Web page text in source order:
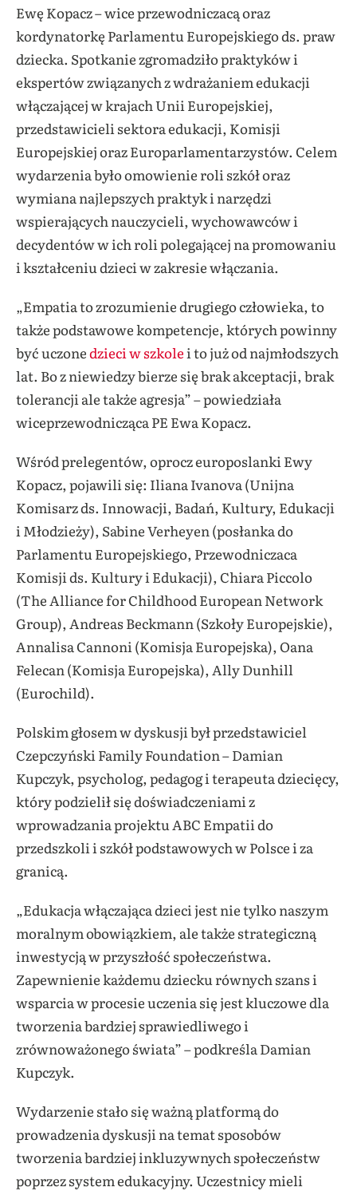
Ewę Kopacz – wice przewodniczacą oraz
kordynatorkę Parlamentu Europejskiego ds. praw
dziecka. Spotkanie zgromadziło praktyków i
ekspertów związanych z wdrażaniem edukacji
włączającej w krajach Unii Europejskiej,
przedstawicieli sektora edukacji, Komisji
Europejskiej oraz Europarlamentarzystów. Celem
wydarzenia było omowienie roli szkół oraz
wymiana najlepszych praktyk i narzędzi
wspierających nauczycieli, wychowawców i
decydentów w ich roli polegającej na promowaniu
i kształceniu dzieci w zakresie włączania.
„Empatia to zrozumienie drugiego człowieka, to
także podstawowe kompetencje, których powinny
być uczonedzieciw szkolei to już od najmłodszych
lat. Bo z niewiedzy bierze się brak akceptacji, brak
tolerancji ale także agresja” – powiedziała
wiceprzewodnicząca PE Ewa Kopacz.
Wśród prelegentów, oprocz europoslanki Ewy
Kopacz, pojawili się: Iliana Ivanova (Unijna
Komisarz ds. Innowacji, Badań, Kultury, Edukacji
i Młodzieży), Sabine Verheyen (posłanka do
Parlamentu Europejskiego, Przewodniczaca
Komisji ds. Kultury i Edukacji), Chiara Piccolo
(The Alliance for Childhood European Network
Group), Andreas Beckmann (Szkoły Europejskie),
Annalisa Cannoni (Komisja Europejska), Oana
Felecan (Komisja Europejska), Ally Dunhill
(Eurochild).
Polskim głosem w dyskusji był przedstawiciel
Czepczyński Family Foundation – Damian
Kupczyk, psycholog, pedagog i terapeuta dziecięcy,
który podzielił się doświadczeniami z
wprowadzania projektu ABC Empatii do
przedszkoli i szkół podstawowych w Polsce i za
granicą.
„Edukacja włączająca dzieci jest nie tylko naszym
moralnym obowiązkiem, ale także strategiczną
inwestycją w przyszłość społeczeństwa.
Zapewnienie każdemu dziecku równych szans i
wsparcia w procesie uczenia się jest kluczowe dla
tworzenia bardziej sprawiedliwego i
zrównoważonego świata” – podkreśla Damian
Kupczyk.
Wydarzenie stało się ważną platformą do
prowadzenia dyskusji na temat sposobów
tworzenia bardziej inkluzywnych społeczeństw
poprzez system edukacyjny. Uczestnicy mieli